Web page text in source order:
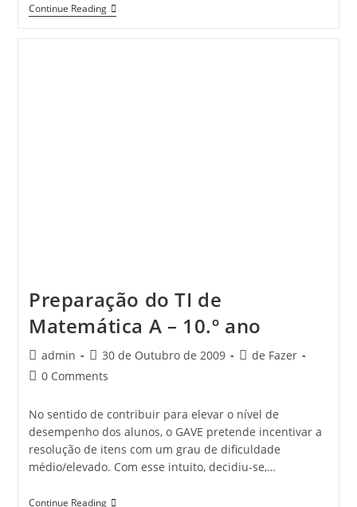
Continue ReadingO
João,
Preparação do TI de
Matemática A – 10.º ano
Post
author:
admin
Post
published:
30 de Outubro de 2009
Postde Fazer
Post0 Comments
No sentido de contribuir para elevar o nível de
desempenho dos alunos, o GAVE pretende incentivar a
resolução de itens com um grau de dificuldade
médio/elevado. Com esse intuito, decidiu-se,…
Continue ReadingPreparação